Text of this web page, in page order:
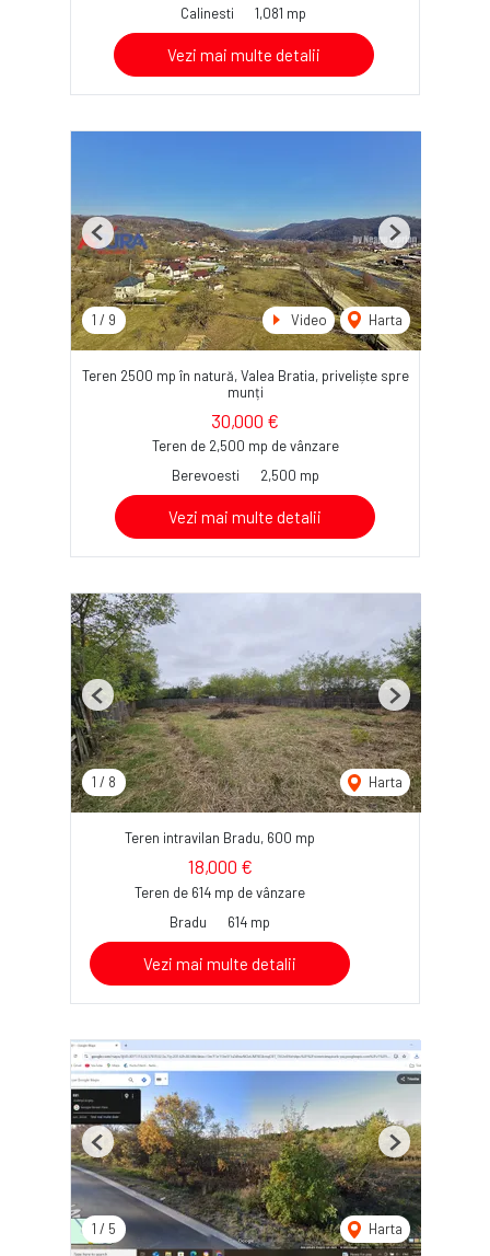
Calinesti
1,081 mp
Vezi mai multe detalii
1 / 9 Video Harta
Previous Next
Teren 2500 mp în natură, Valea Bratia, priveliște spre
munți
30,000 €
Teren de 2,500 mp de vânzare
Berevoesti
2,500 mp
Vezi mai multe detalii
1 / 8 Harta
Previous Next
Teren intravilan Bradu, 600 mp
18,000 €
Teren de 614 mp de vânzare
Bradu
614 mp
Vezi mai multe detalii
1 / 5 Harta
Previous Next